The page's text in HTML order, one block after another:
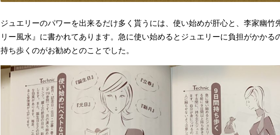
ジュエリーのパワーを出来るだけ多く貰うには、使い始めが肝心と、李家幽竹
リー風水』に書かれてあります。急に使い始めるとジュエリーに負担がかかる
持ち歩くのがお勧めとのことでした。